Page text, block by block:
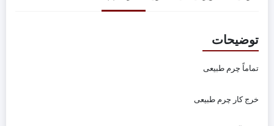
توضیحات
تماماً چرم طبیعی
خرج کار چرم طبیعی